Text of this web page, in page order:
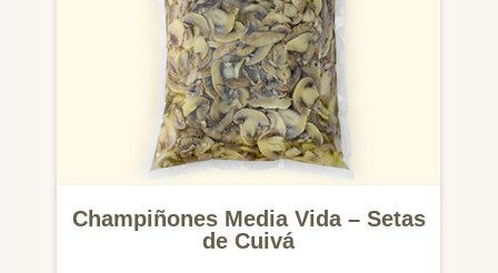
Champiñones Media Vida – Setas
de Cuivá